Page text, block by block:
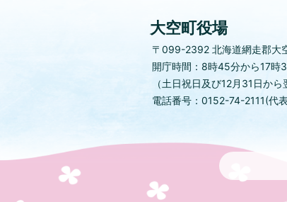
大空町役場
〒099-2392 北海道網走郡大
開庁時間：8時45分から17時
（土日祝日及び12月31日から
電話番号：0152-74-2111(代